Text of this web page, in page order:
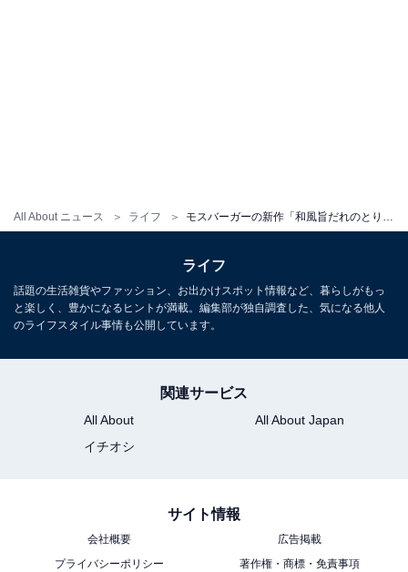
All About ニュース ライフ
とり竜田は思いのほか厚め
「和風旨だれのとり竜田バーガー」は、上からバンズ、
カロリーハーフマヨネーズタイプ、和風旨だれ、キャベ
ツの千切り、とり竜田、バンズとなっています。半分に
ライフ
話題の生活雑貨やファッション、お出かけスポット情報など、暮らしがもっ
と楽しく、豊かになるヒントが満載。編集部が独自調査した、気になる他人
のライフスタイル事情も公開しています。
関連サービス
All About
All About Japan
イチオシ
サイト情報
会社概要
広告掲載
プライバシーポリシー
著作権・商標・免責事項